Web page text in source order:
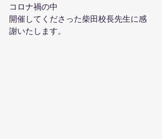
コロナ禍の中
開催してくださった柴田校長先生に感
謝いたします。